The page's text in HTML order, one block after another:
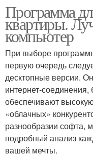
Программа
квартиры.
компьютер
При выборе
первую очередь
десктопные версии.
интернет-
обеспечивают
«облачных»
разнообразии софта,
подробный анализ
вашей мечты.